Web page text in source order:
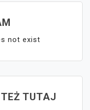
not exist
TUTAJ